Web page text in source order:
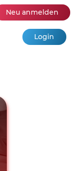
Neu anmelden
Login